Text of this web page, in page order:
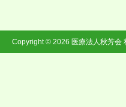
Copyright © 2026 医療法人秋芳会